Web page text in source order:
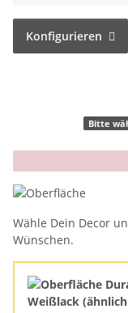
Konfigurieren
Bitte
x
Wähle Dein Decor
Wünschen.